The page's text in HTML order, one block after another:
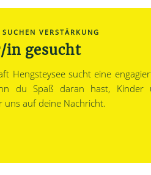
VERSTÄRKUNG
in gesucht
Hengsteysee sucht eine
du Spaß daran hast, Kinder
uns auf deine Nachricht.